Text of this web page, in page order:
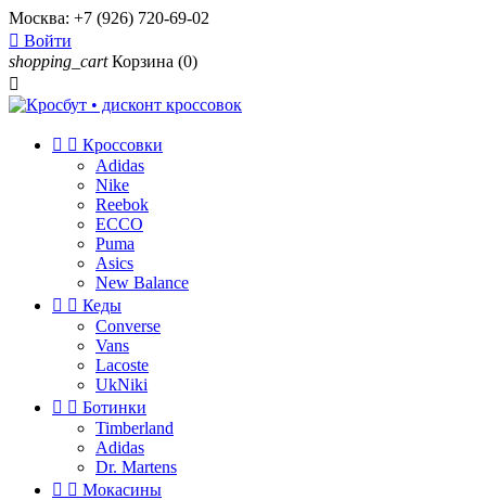
Москва: +7 (926) 720-69-02
 Войти
shopping_cart Корзина (0)

  Кроссовки
Adidas
Nike
Reebok
ECCO
Puma
Asics
New Balance
  Кеды
Converse
Vans
Lacoste
UkNiki
  Ботинки
Timberland
Adidas
Dr. Martens
  Мокасины